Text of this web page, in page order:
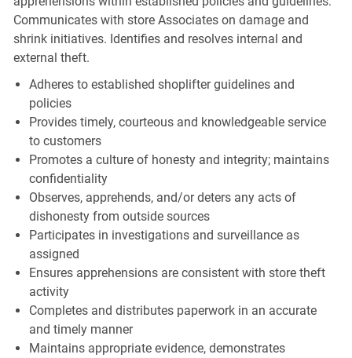
Communicates with store Associates on damage and
shrink initiatives. Identifies and resolves internal and
external theft.
Adheres to established shoplifter guidelines and
policies
Provides timely, courteous and knowledgeable service
to customers
Promotes a culture of honesty and integrity; maintains
confidentiality
Observes, apprehends, and/or deters any acts of
dishonesty from outside sources
Participates in investigations and surveillance as
assigned
Ensures apprehensions are consistent with store theft
activity
Completes and distributes paperwork in an accurate
and timely manner
Maintains appropriate evidence, demonstrates